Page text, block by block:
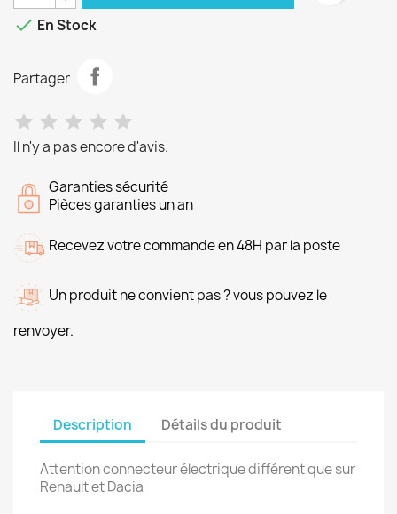
 En Stock
Partager
Il n'y a pas encore d'avis.
Garanties sécurité
Pièces garanties un an
Recevez votre commande en 48H par la poste
Un produit ne convient pas ? vous pouvez le
renvoyer.
Description Détails du produit
Attention connecteur électrique différent que sur
Renault et Dacia